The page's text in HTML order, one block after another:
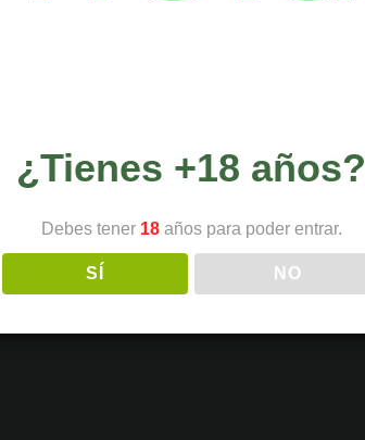
¿Tienes +18 años?
Debes tener 18años para poder entrar.
SÍ NO